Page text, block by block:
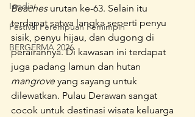
Ipedia
Festival Perempuan Pemimpin
BERGERMA 2026
Beaches urutan ke-63. Selain itu
terdapat satwa langka seperti penyu
sisik, penyu hijau, dan dugong di
perairannya. Di kawasan ini terdapat
juga padang lamun dan hutan
mangrove yang sayang untuk
dilewatkan. Pulau Derawan sangat
cocok untuk destinasi wisata keluarga